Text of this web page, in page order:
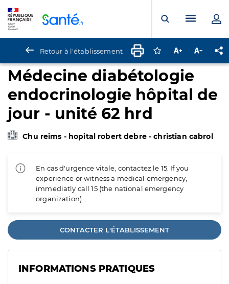
Ouvrir laMenu
Retour à l'établissement Connectez-vous
Augmenter la
Médecine diabétologie
endocrinologie hôpital de
jour - unité 62 hrd
Chu reims - hopital robert debre - christian cabrol
En cas d'urgence vitale, contactez le 15. If you
experience or witness a medical emergency,
immediatly call 15 (the national emergency
organization).
CONTACTER L'ÉTABLISSEMENT
INFORMATIONS PRATIQUES